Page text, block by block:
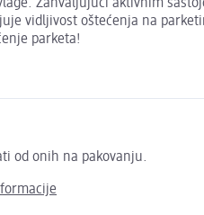
Zahvaljujući aktivnim
vidljivost oštećenja na
parketa!
od onih na pakovanju.